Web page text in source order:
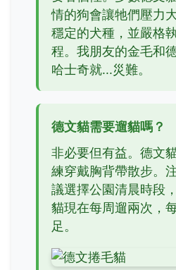
情的狗會讓牠們壓力
穩定的犬種，並嚴格
程。我朋友的金毛和
哈士奇就...災難。
德文貓需要遛貓嗎？
非必要但有益。德文
練穿戴胸背帶散步。
議選擇公園清晨時段
貓現在每周遛兩次，
足。